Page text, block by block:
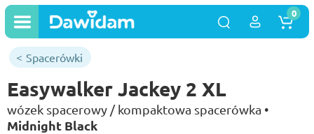
0
Spacerówki
Easywalker Jackey 2 XL
wózek spacerowy / kompaktowa spacerówka •
Midnight Black